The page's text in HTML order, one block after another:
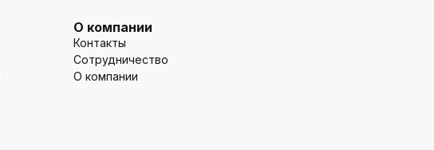
О компании
Контакты
Сотрудничество
О компании